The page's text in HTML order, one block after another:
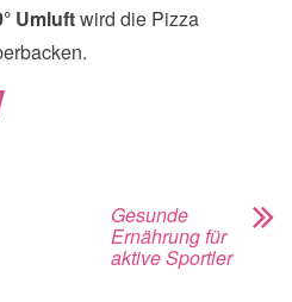
Umluftwird die Pizza
Gesunde
Ernährung für
aktive Sportler